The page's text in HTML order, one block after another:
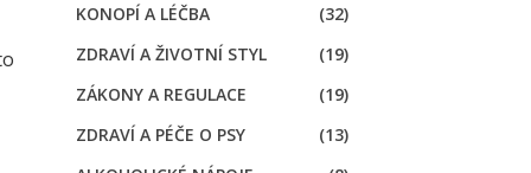
KONOPÍ A LÉČBA
(32)
ZDRAVÍ A ŽIVOTNÍ STYL
(19)
ZÁKONY A REGULACE
(19)
ZDRAVÍ A PÉČE O PSY
(13)